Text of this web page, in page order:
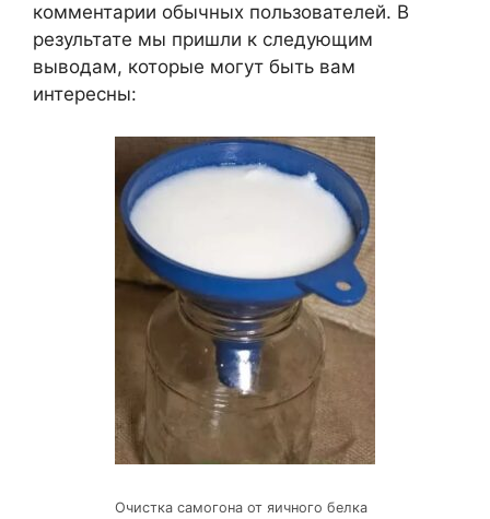
комментарии обычных пользователей. В
результате мы пришли к следующим
выводам, которые могут быть вам
интересны:
Очистка самогона от яичного белка